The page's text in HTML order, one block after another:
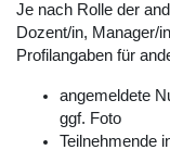
Je nach Rolle der
Dozent/in, Manager/
Profilangaben für
angemeldete
ggf. Foto
Teilnehmende